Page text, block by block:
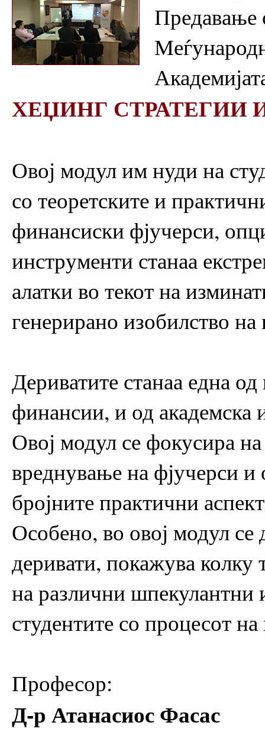
Предавање
ХЕЏИНГ СТРАТЕГИИ
Овој модул им нуди на
со теоретските и
финансиски фјучерси,
инструменти станаа
алатки во текот на
генерирано изобилство
Дериватите станаа една
финансии, и од академска
Овој модул се фокусира
вреднување на фјучерси и
бројните практични
Особено, во овој модул се
деривати, покажува колку
на различни шпекулантни
студентите со процесот
Професор:
Д-р Атанасиос Фасас